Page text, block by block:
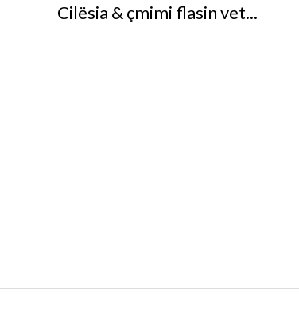
Cilësia & çmimi flasin vet...